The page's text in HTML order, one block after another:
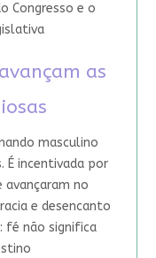
Congresso e o
as
masculino
É incentivada por
no
e desencanto
fé não significa